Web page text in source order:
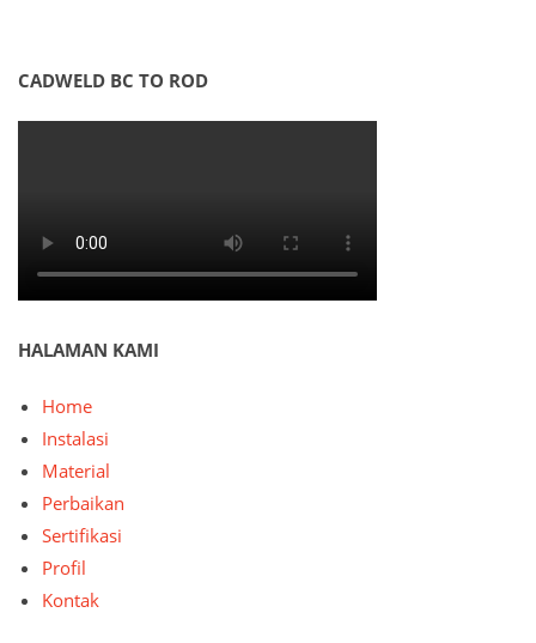
CADWELD BC TO ROD
HALAMAN KAMI
Home
Instalasi
Material
Perbaikan
Sertifikasi
Profil
Kontak